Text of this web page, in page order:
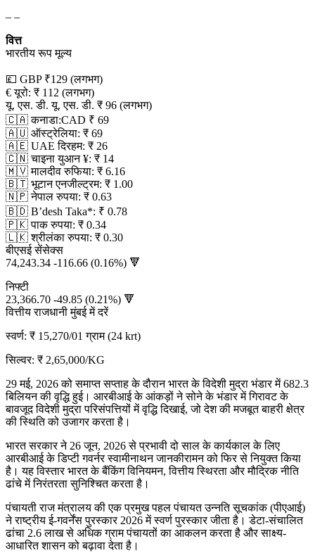
– –
वित्त
भारतीय रूप मूल्य
💷 GBP ₹129 (लगभग)
€ यूरो: ₹ 112 (लगभग)
यू. एस. डी. यू. एस. डी. ₹ 96 (लगभग)
🇨🇦 कनाडा:CAD ₹ 69
🇦🇺 ऑस्ट्रेलिया: ₹ 69
🇦🇪 UAE दिरहम: ₹ 26
🇨🇳 चाइना युआन ¥: ₹ 14
🇲🇻 मालदीव रुफिया: ₹ 6.16
🇧🇹 भूटान एनजील्ट्रम: ₹ 1.00
🇳🇵 नेपाल रुपया: ₹ 0.63
🇧🇩 B’desh Taka*: ₹ 0.78
🇵🇰 पाक रुपया: ₹ 0.34
🇱🇰 श्रीलंका रुपया: ₹ 0.30
बीएसई सेंसेक्स
74,243.34 -116.66 (0.16%) 🔻
निफ्टी
23,366.70 -49.85 (0.21%) 🔻
वित्तीय राजधानी मुंबई में दरें
स्वर्ण: ₹ 15,270/01 ग्राम (24 krt)
सिल्वर: ₹ 2,65,000/KG
29 मई, 2026 को समाप्त सप्ताह के दौरान भारत के विदेशी मुद्रा भंडार में 682.3
बिलियन की वृद्धि हुई। आरबीआई के आंकड़ों ने सोने के भंडार में गिरावट के
बावजूद विदेशी मुद्रा परिसंपत्तियों में वृद्धि दिखाई, जो देश की मजबूत बाहरी क्षेत्र
की स्थिति को उजागर करता है।
भारत सरकार ने 26 जून, 2026 से प्रभावी दो साल के कार्यकाल के लिए
आरबीआई के डिप्टी गवर्नर स्वामीनाथन जानकीरामन को फिर से नियुक्त किया
है। यह विस्तार भारत के बैंकिंग विनियमन, वित्तीय स्थिरता और मौद्रिक नीति
ढांचे में निरंतरता सुनिश्चित करता है।
पंचायती राज मंत्रालय की एक प्रमुख पहल पंचायत उन्नति सूचकांक (पीएआई)
ने राष्ट्रीय ई-गवर्नेंस पुरस्कार 2026 में स्वर्ण पुरस्कार जीता है। डेटा-संचालित
ढांचा 2.6 लाख से अधिक ग्राम पंचायतों का आकलन करता है और साक्ष्य-
आधारित शासन को बढ़ावा देता है।